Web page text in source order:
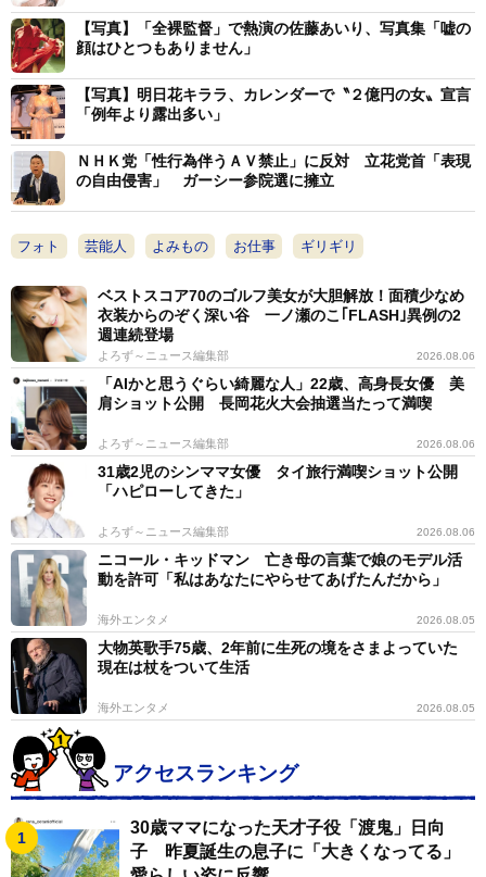
【写真】「全裸監督」で熱演の佐藤あいり、写真集「嘘の
顔はひとつもありません」
【写真】明日花キララ、カレンダーで〝２億円の女〟宣言
「例年より露出多い」
ＮＨＫ党「性行為伴うＡＶ禁止」に反対 立花党首「表現
の自由侵害」 ガーシー参院選に擁立
フォト 芸能人 よみもの お仕事 ギリギリ
ベストスコア70のゴルフ美女が大胆解放！面積少なめ
衣装からのぞく深い谷 一ノ瀬のこ｢FLASH｣異例の2
週連続登場
よろず～ニュース編集部 2026.08.06
「AIかと思うぐらい綺麗な人」22歳、高身長女優 美
肩ショット公開 長岡花火大会抽選当たって満喫
よろず～ニュース編集部 2026.08.06
31歳2児のシンママ女優 タイ旅行満喫ショット公開
「ハピローしてきた」
よろず～ニュース編集部 2026.08.06
ニコール・キッドマン 亡き母の言葉で娘のモデル活
動を許可「私はあなたにやらせてあげたんだから」
海外エンタメ 2026.08.05
大物英歌手75歳、2年前に生死の境をさまよっていた
現在は杖をついて生活
海外エンタメ 2026.08.05
アクセスランキング
30歳ママになった天才子役「渡鬼」日向
子 昨夏誕生の息子に「大きくなってる」